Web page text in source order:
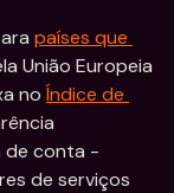
países que
União Europeia
no Índice de
de conta -
de serviços